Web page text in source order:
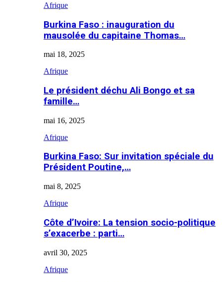
Afrique
Burkina Faso : inauguration du
mausolée du capitaine Thomas…
mai 18, 2025
Afrique
Le président déchu Ali Bongo et sa
famille…
mai 16, 2025
Afrique
Burkina Faso: Sur invitation spéciale du
Président Poutine,…
mai 8, 2025
Afrique
Côte d’Ivoire: La tension socio-politique
s’exacerbe : parti…
avril 30, 2025
Afrique